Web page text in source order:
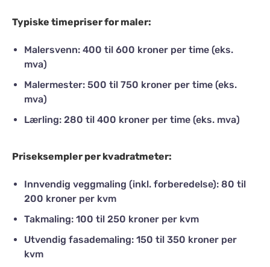
Typiske timepriser for maler:
Malersvenn: 400 til 600 kroner per time (eks.
mva)
Malermester: 500 til 750 kroner per time (eks.
mva)
Lærling: 280 til 400 kroner per time (eks. mva)
Priseksempler per kvadratmeter:
Innvendig veggmaling (inkl. forberedelse): 80 til
200 kroner per kvm
Takmaling: 100 til 250 kroner per kvm
Utvendig fasademaling: 150 til 350 kroner per
kvm